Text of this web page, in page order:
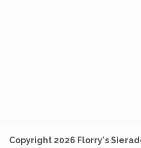
Copyright 2026 Florry's